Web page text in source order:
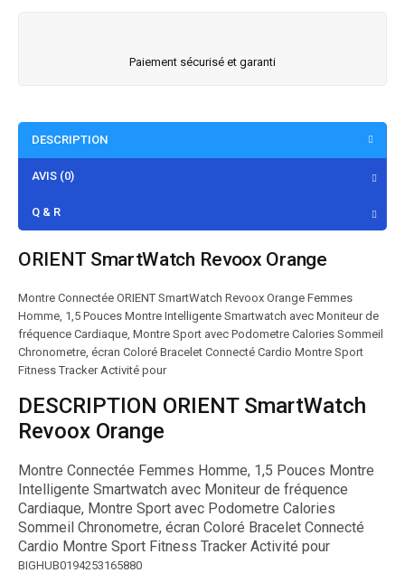
Paiement sécurisé et garanti
DESCRIPTION
AVIS (0)
Q & R
ORIENT SmartWatch Revoox Orange
Montre Connectée ORIENT SmartWatch Revoox Orange Femmes
Homme, 1,5 Pouces Montre Intelligente Smartwatch avec Moniteur de
fréquence Cardiaque, Montre Sport avec Podometre Calories Sommeil
Chronometre, écran Coloré Bracelet Connecté Cardio Montre Sport
Fitness Tracker Activité pour
DESCRIPTION ORIENT SmartWatch
Revoox Orange
Montre Connectée Femmes Homme, 1,5 Pouces Montre
Intelligente Smartwatch avec Moniteur de fréquence
Cardiaque, Montre Sport avec Podometre Calories
Sommeil Chronometre, écran Coloré Bracelet Connecté
Cardio Montre Sport Fitness Tracker Activité pour
BIGHUB0194253165880